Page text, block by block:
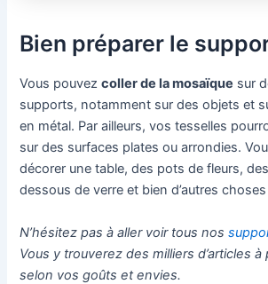
Bien préparer le
Vous pouvezcoller de la mosaïque sur
supports, notamment sur des objets et
en métal. Par ailleurs, vos tesselles
sur des surfaces plates ou arrondies.
décorer une table, des pots de fleurs,
dessous de verre et bien d’autres choses
N’hésitez pas à aller voir tous nos
Vous y trouverez des milliers d’articles
selon vos goûts et envies.